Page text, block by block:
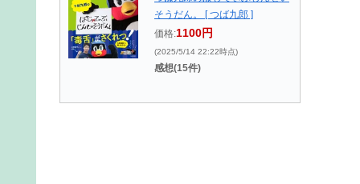
そうだん。 [ つば九郎 ]
価格:1100円
(2025/5/14 22:22時点)
感想(15件)